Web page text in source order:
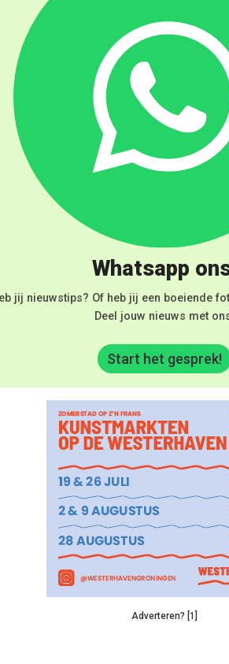
Whatsapp
jij nieuwstips? Of heb jij een boeiende
Deel jouw nieuws met
Start het gesprek!
Adverteren? [1]